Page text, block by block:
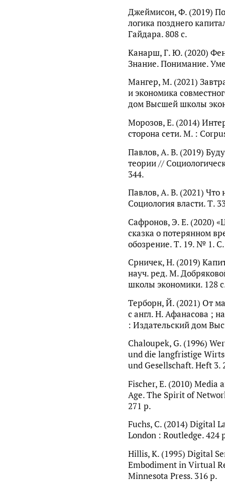
Джеймисон, Ф. (2019)
логика позднего
Гайдара. 808 с.
Канарш, Г. Ю. (2020)
Знание. Понимание.
Мангер, М. (2021)
и экономика
дом Высшей школы
Морозов, Е. (2014)
сторона сети. М. :
Павлов, А. В. (2019)
теории //
344.
Павлов, А. В. (2021) Что
Социология власти. Т.
Сафронов, Э. Е. (2020)
сказка о потерянном
обозрение. Т. 19. № 1. С.
Срничек, Н. (2019)
науч. ред. М.
школы экономики. 128
Терборн, Й. (2021) От
с англ. Н. Афанасова ;
: Издательский дом
Chaloupek, G. (1996)
und die langfristige
und Gesellschaft. Heft 3.
Fischer, E. (2010) Media
Age. The Spirit of
271 p.
Fuchs, C. (2014) Digital
London : Routledge. 424
Hillis, K. (1995) Digital
Embodiment in Virtual
Minnesota Press. 316 p.